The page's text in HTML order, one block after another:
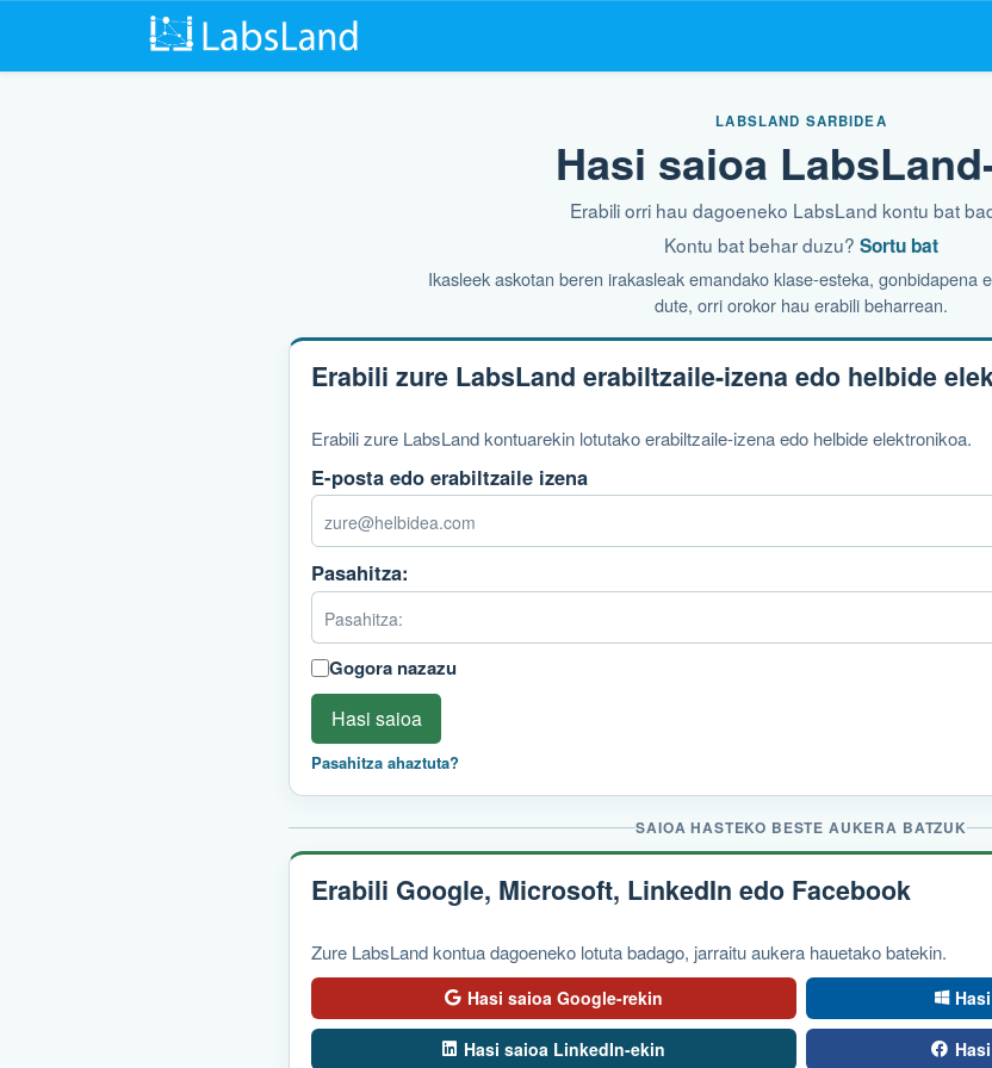
LABSLAND SARBIDEA
Hasi saioa
Erabili orri hau dagoeneko LabsLand kontu bat
Kontu bat behar duzu? Sortu bat
Ikasleek askotan beren irakasleak emandako klase-esteka, gonbidapena
dute, orri orokor hau erabili beharrean.
Erabili zure LabsLand erabiltzaile-izena edo helbide
Erabili zure LabsLand kontuarekin lotutako erabiltzaile-izena edo helbide elektronikoa.
E-posta edo erabiltzaile izena
Pasahitza:
Gogora nazazu
Hasi saioa
Pasahitza ahaztuta?
SAIOA HASTEKO BESTE AUKERA BATZUK
Erabili Google, Microsoft, LinkedIn edo Facebook
Zure LabsLand kontua dagoeneko lotuta badago, jarraitu aukera hauetako batekin.
Hasi saioa Google-rekin
Hasi saioa LinkedIn-ekin